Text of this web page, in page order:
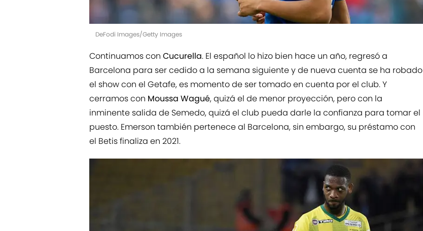
DeFodi Images/Getty Images
Continuamos con Cucurella. El español lo hizo bien hace un año, regresó a
Barcelona para ser cedido a la semana siguiente y de nueva cuenta se ha robado
el show con el Getafe, es momento de ser tomado en cuenta por el club. Y
cerramos con Moussa Wagué, quizá el de menor proyección, pero con la
inminente salida de Semedo, quizá el club pueda darle la confianza para tomar el
puesto. Emerson también pertenece al Barcelona, sin embargo, su préstamo con
el Betis finaliza en 2021.